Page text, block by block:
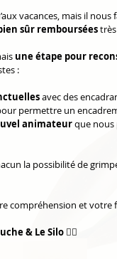
vacances, mais il nous
sûr remboursées
une étape pour
:
avec des
permettre un
animateur que nous
la possibilité de
compréhension et votre
& Le Silo 🧗‍♀️